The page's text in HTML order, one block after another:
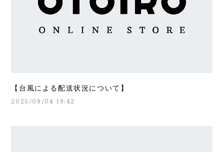
【台風による配送状況について】
2025/09/04 19:42